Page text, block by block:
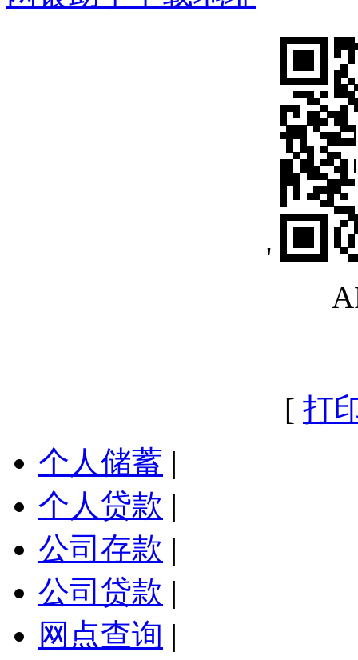
'
[ 打
个人储蓄 |
个人贷款 |
公司存款 |
公司贷款 |
网点查询 |